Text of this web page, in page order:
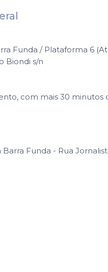
Funda / Plataforma 6
Biondi s/n
com mais 30 minutos
Funda - Rua